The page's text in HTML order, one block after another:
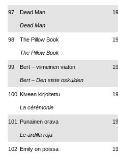
97. Dead Man
Dead Man
98. The Pillow Book
The Pillow Book
99. Bert – viimeinen viaton
Bert– Den siste oskulden
100. Kiveen kirjoitettu
La cérémonie
101. Punainen orava
Le ardilla roja
102. Emily on poissa